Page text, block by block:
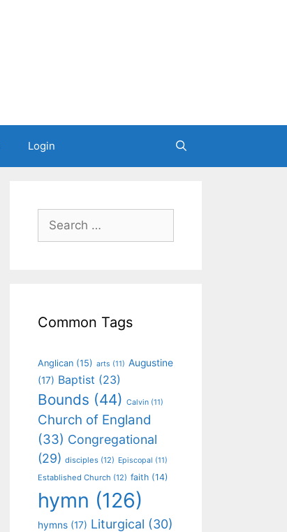
Login
Common Tags
Anglican (15) arts (11) Augustine
(17) Baptist (23)
Bounds (44) Calvin (11)
Church of England
(33) Congregational
(29) disciples (12) Episcopal (11)
Established Church (12) faith (14)
hymn (126)
hymns (17) Liturgical (30)